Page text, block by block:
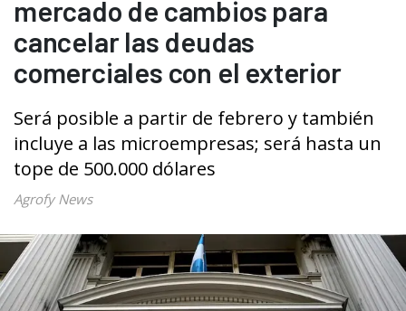
mercado de cambios para
cancelar las deudas
comerciales con el exterior
Será posible a partir de febrero y también
incluye a las microempresas; será hasta un
tope de 500.000 dólares
Agrofy News